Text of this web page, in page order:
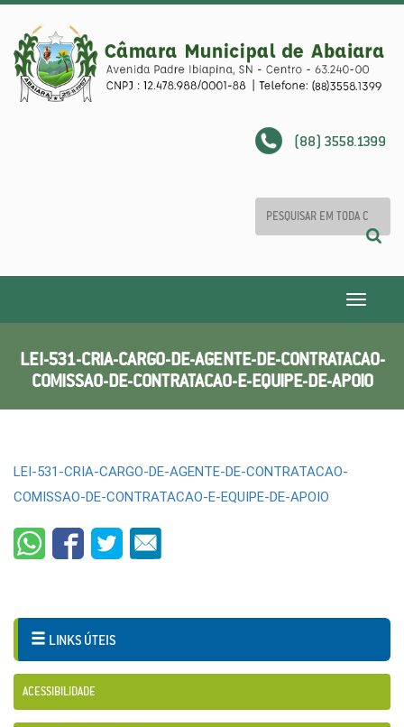
(88) 3558.1399
Toggle
LEI-531-CRIA-CARGO-DE-AGENTE-DE-CONTRATACAO-
COMISSAO-DE-CONTRATACAO-E-EQUIPE-DE-APOIO
LEI-531-CRIA-CARGO-DE-AGENTE-DE-CONTRATACAO-
COMISSAO-DE-CONTRATACAO-E-EQUIPE-DE-APOIO
LINKS ÚTEIS
ACESSIBILIDADE